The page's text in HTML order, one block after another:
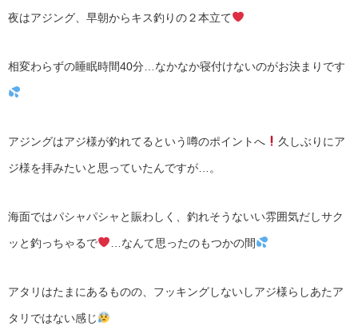
夜はアジング、早朝からキス釣りの２本立て
相変わらずの睡眠時間40分…なかなか寝付けないのがお決まりです
アジングはアジ様が釣れてるという噂のポイントへ 久しぶりにア
ジ様を拝みたいと思っていたんですが…。
海面ではパシャパシャと賑わしく、釣れそうないい雰囲気だしサク
ッと釣っちゃるで …なんて思ったのもつかの間
アタリはたまにあるものの、フッキングしないしアジ様らしあたア
タリではない感じ